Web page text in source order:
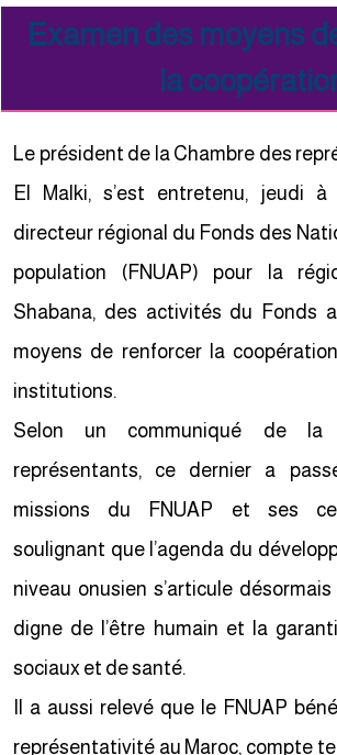
Examen des moyens
la
Le président de la Chambre des
El Malki, s’est entretenu, jeudi
directeur régional du Fonds des
population (FNUAP) pour la
Shabana, des activités du Fonds
moyens de renforcer la
institutions.
Selon un communiqué de la
représentants, ce dernier a
missions du FNUAP et ses
soulignant que l’agenda du
niveau onusien s’articule
digne de l’être humain et la
sociaux et de santé.
Il a aussi relevé que le FNUAP
représentativité au Maroc, compte